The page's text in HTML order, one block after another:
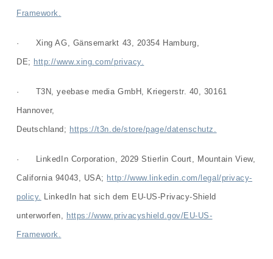
Framework.
· Xing AG, Gänsemarkt 43, 20354 Hamburg,
DE; http://www.xing.com/privacy.
· T3N, yeebase media GmbH, Kriegerstr. 40, 30161
Hannover,
Deutschland; https://t3n.de/store/page/datenschutz.
· LinkedIn Corporation, 2029 Stierlin Court, Mountain View,
California 94043, USA; http://www.linkedin.com/legal/privacy-
policy. LinkedIn hat sich dem EU-US-Privacy-Shield
unterworfen, https://www.privacyshield.gov/EU-US-
Framework.